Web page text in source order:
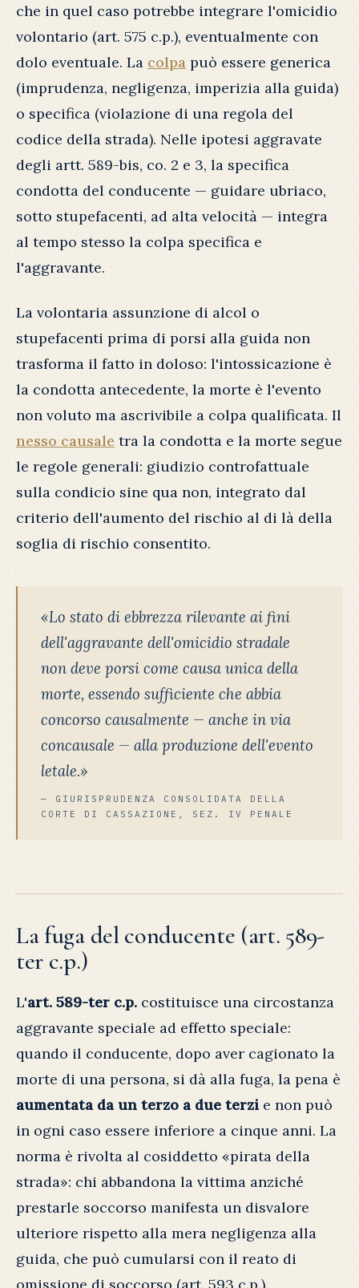
che in quel caso potrebbe integrare l'omicidio
volontario (art. 575 c.p.), eventualmente con
dolo eventuale. La colpa può essere generica
(imprudenza, negligenza, imperizia alla guida)
o specifica (violazione di una regola del
codice della strada). Nelle ipotesi aggravate
degli artt. 589-bis, co. 2 e 3, la specifica
condotta del conducente — guidare ubriaco,
sotto stupefacenti, ad alta velocità — integra
al tempo stesso la colpa specifica e
l'aggravante.
La volontaria assunzione di alcol o
stupefacenti prima di porsi alla guida non
trasforma il fatto in doloso: l'intossicazione è
la condotta antecedente, la morte è l'evento
non voluto ma ascrivibile a colpa qualificata. Il
nesso causale tra la condotta e la morte segue
le regole generali: giudizio controfattuale
sulla condicio sine qua non, integrato dal
criterio dell'aumento del rischio al di là della
soglia di rischio consentito.
«Lo stato di ebbrezza rilevante ai fini
dell'aggravante dell'omicidio stradale
non deve porsi come causa unica della
morte, essendo sufficiente che abbia
concorso causalmente — anche in via
concausale — alla produzione dell'evento
letale.»
— GIURISPRUDENZA CONSOLIDATA DELLA
CORTE DI CASSAZIONE, SEZ. IV PENALE
La fuga del conducente (art. 589-
ter c.p.)
L'art. 589-ter c.p. costituisce una circostanza
aggravante speciale ad effetto speciale:
quando il conducente, dopo aver cagionato la
morte di una persona, si dà alla fuga, la pena è
aumentata da un terzo a due terzi e non può
in ogni caso essere inferiore a cinque anni. La
norma è rivolta al cosiddetto «pirata della
strada»: chi abbandona la vittima anziché
prestarle soccorso manifesta un disvalore
ulteriore rispetto alla mera negligenza alla
guida, che può cumularsi con il reato di
omissione di soccorso (art. 593 c.p.).